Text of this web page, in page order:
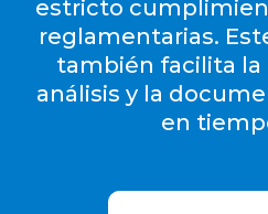
estricto
reglamentarias.
también facilita la
análisis y la
en